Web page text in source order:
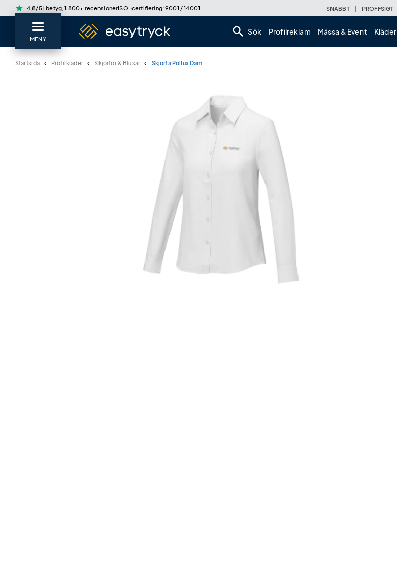
star 4,8/5 i betyg, 1 800+ recensionerISO-certifiering: 9001 / 14001 SNABBT | PROFFSIGT
search Sök Profilreklam Mässa & Event Kläder
MENY
Startsida Profilkläder Skjortor & Blusar Skjorta Pollux Dam